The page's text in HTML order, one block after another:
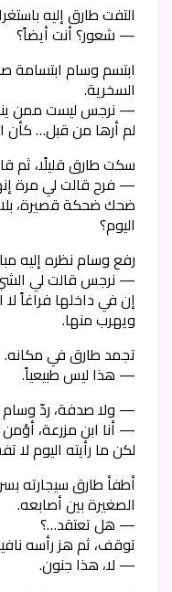
التفت طارق إليه
— شعور؟ أنت أيضاً؟
ابتسم وسام ابتسامة
السخرية.
— نرجس ليست ممن
لم أرها من قبل…
سكت طارق قليلًا، ثم
— فرح قالت لي مرة
ضحك ضحكة قصيرة، بلا
اليوم؟
رفع وسام نظره إليه
— نرجس قالت لي
إن في داخلها فراغاً
ويهرب منها.
تجمد طارق في مكانه.
— هذا ليس طبيعياً.
— ولا صدفة، ردّ وسام
— أنا ابن مزرعة،
لكن ما رأيته اليوم
أطفأ طارق سيجارته
الصغيرة بين أصابعه.
— هل تعتقد…؟
توقف، ثم هز رأسه
— لا، هذا جنون.